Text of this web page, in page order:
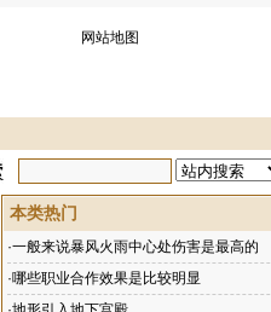
网站地图
本类热门
·一般来说暴风火雨中心处伤害是最高的
·哪些职业合作效果是比较明显